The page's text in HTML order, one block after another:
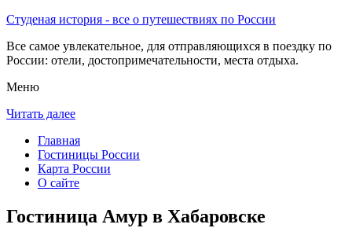
Студеная история - все о путешествиях по России
Все самое увлекательное, для отправляющихся в поездку по
России: отели, достопримечательности, места отдыха.
Меню
Читать далее
Главная
Гостиницы России
Карта России
О сайте
Гостиница Амур в Хабаровске